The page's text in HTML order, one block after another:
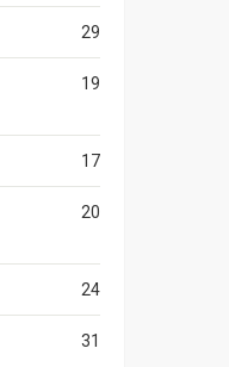
29
19
17
20
24
31